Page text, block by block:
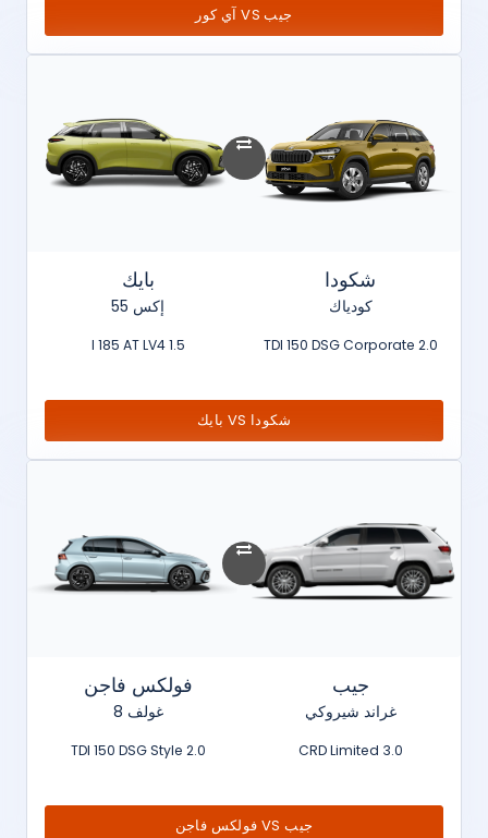
جيب VS آي كور
شكودا
كودياك
2.0 TDI 150 DSG Corporate
بايك
إكس 55
1.5 l 185 AT LV4
شكودا VS بايك
جيب
غراند شيروكي
3.0 CRD Limited
فولكس فاجن
غولف 8
2.0 TDI 150 DSG Style
جيب VS فولكس فاجن